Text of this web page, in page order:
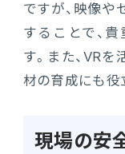
ですが、映像や
することで、
す。また、VR
材の育成にも役
現場の安